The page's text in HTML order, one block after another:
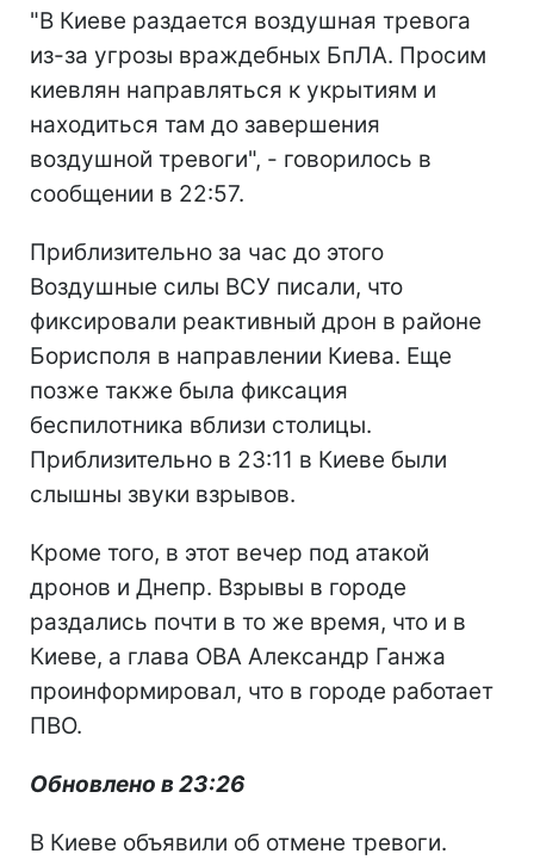
"В Киеве раздается воздушная тревога
из-за угрозы враждебных БпЛА. Просим
киевлян направляться к укрытиям и
находиться там до завершения
воздушной тревоги", - говорилось в
сообщении в 22:57.
Приблизительно за час до этого
Воздушные силы ВСУ писали, что
фиксировали реактивный дрон в районе
Борисполя в направлении Киева. Еще
позже также была фиксация
беспилотника вблизи столицы.
Приблизительно в 23:11 в Киеве были
слышны звуки взрывов.
Кроме того, в этот вечер под атакой
дронов и Днепр. Взрывы в городе
раздались почти в то же время, что и в
Киеве, а глава ОВА Александр Ганжа
проинформировал, что в городе работает
ПВО.
Обновлено в 23:26
В Киеве объявили об отмене тревоги.